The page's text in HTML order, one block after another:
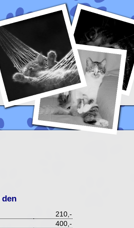
210,-
400,-